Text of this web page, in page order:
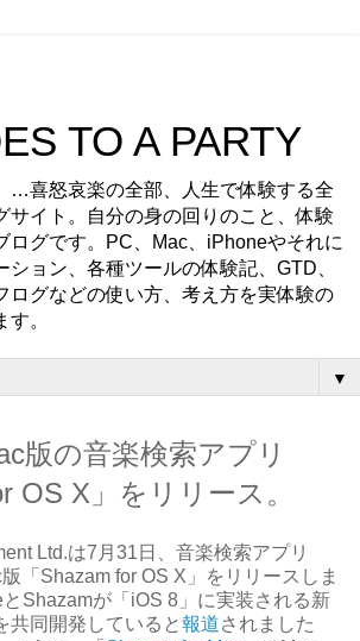
TO A PARTY
…喜怒哀楽の全部、人生で体験する全
サイト。自分の身の回りのこと、体験
ログです。PC、Mac、iPhoneやそれに
ション、各種ツールの体験記、GTD、
ログなどの使い方、考え方を実体験の
。
▼
版の音楽検索アプリ
OS X」をリリース。
Ltd.は7月31日、音楽検索アプリ
版「Shazam for OS X」をリリースしま
Shazamが「iOS 8」に実装される新
共同開発していると報道されました